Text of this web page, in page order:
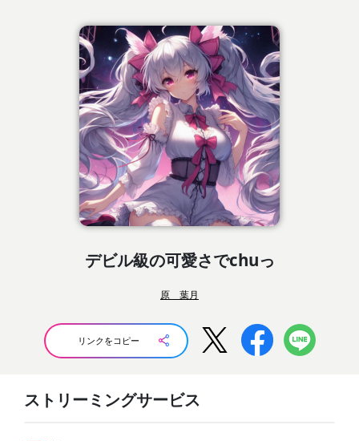
デビル級の可愛さでchuっ
原 葉月
リンクをコピー
ストリーミングサービス